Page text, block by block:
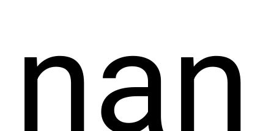
nan